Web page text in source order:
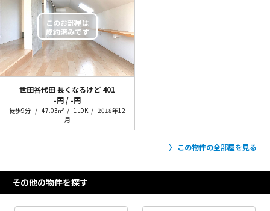
世田谷代田 長くなるけど 401
-円 / -円
徒歩9分 47.03㎡ 1LDK
2018年12
月
この物件の全部屋を見る
その他の物件を探す